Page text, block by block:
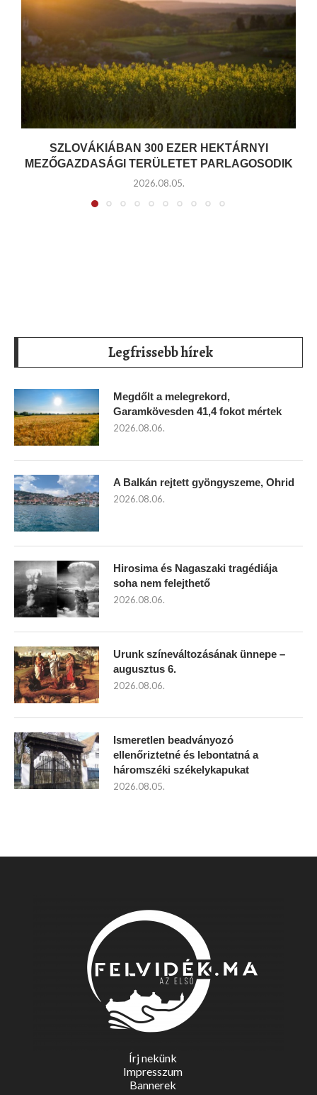
SZLOVÁKIÁBAN 300 EZER HEKTÁRNYI
MEZŐGAZDASÁGI TERÜLETET PARLAGOSODIK
2026.08.05.
Legfrissebb hírek
Megdőlt a melegrekord,
Garamkövesden 41,4 fokot mértek
2026.08.06.
A Balkán rejtett gyöngyszeme, Ohrid
2026.08.06.
Hirosima és Nagaszaki tragédiája
soha nem felejthető
2026.08.06.
Urunk színeváltozásának ünnepe –
augusztus 6.
2026.08.06.
Ismeretlen beadványozó
ellenőriztetné és lebontatná a
háromszéki székelykapukat
2026.08.05.
Írj nekünk
Impresszum
Bannerek